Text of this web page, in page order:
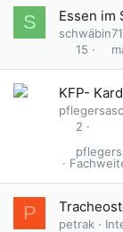
S Essen im
schwäbin71
15
KFP-
2
P petrak